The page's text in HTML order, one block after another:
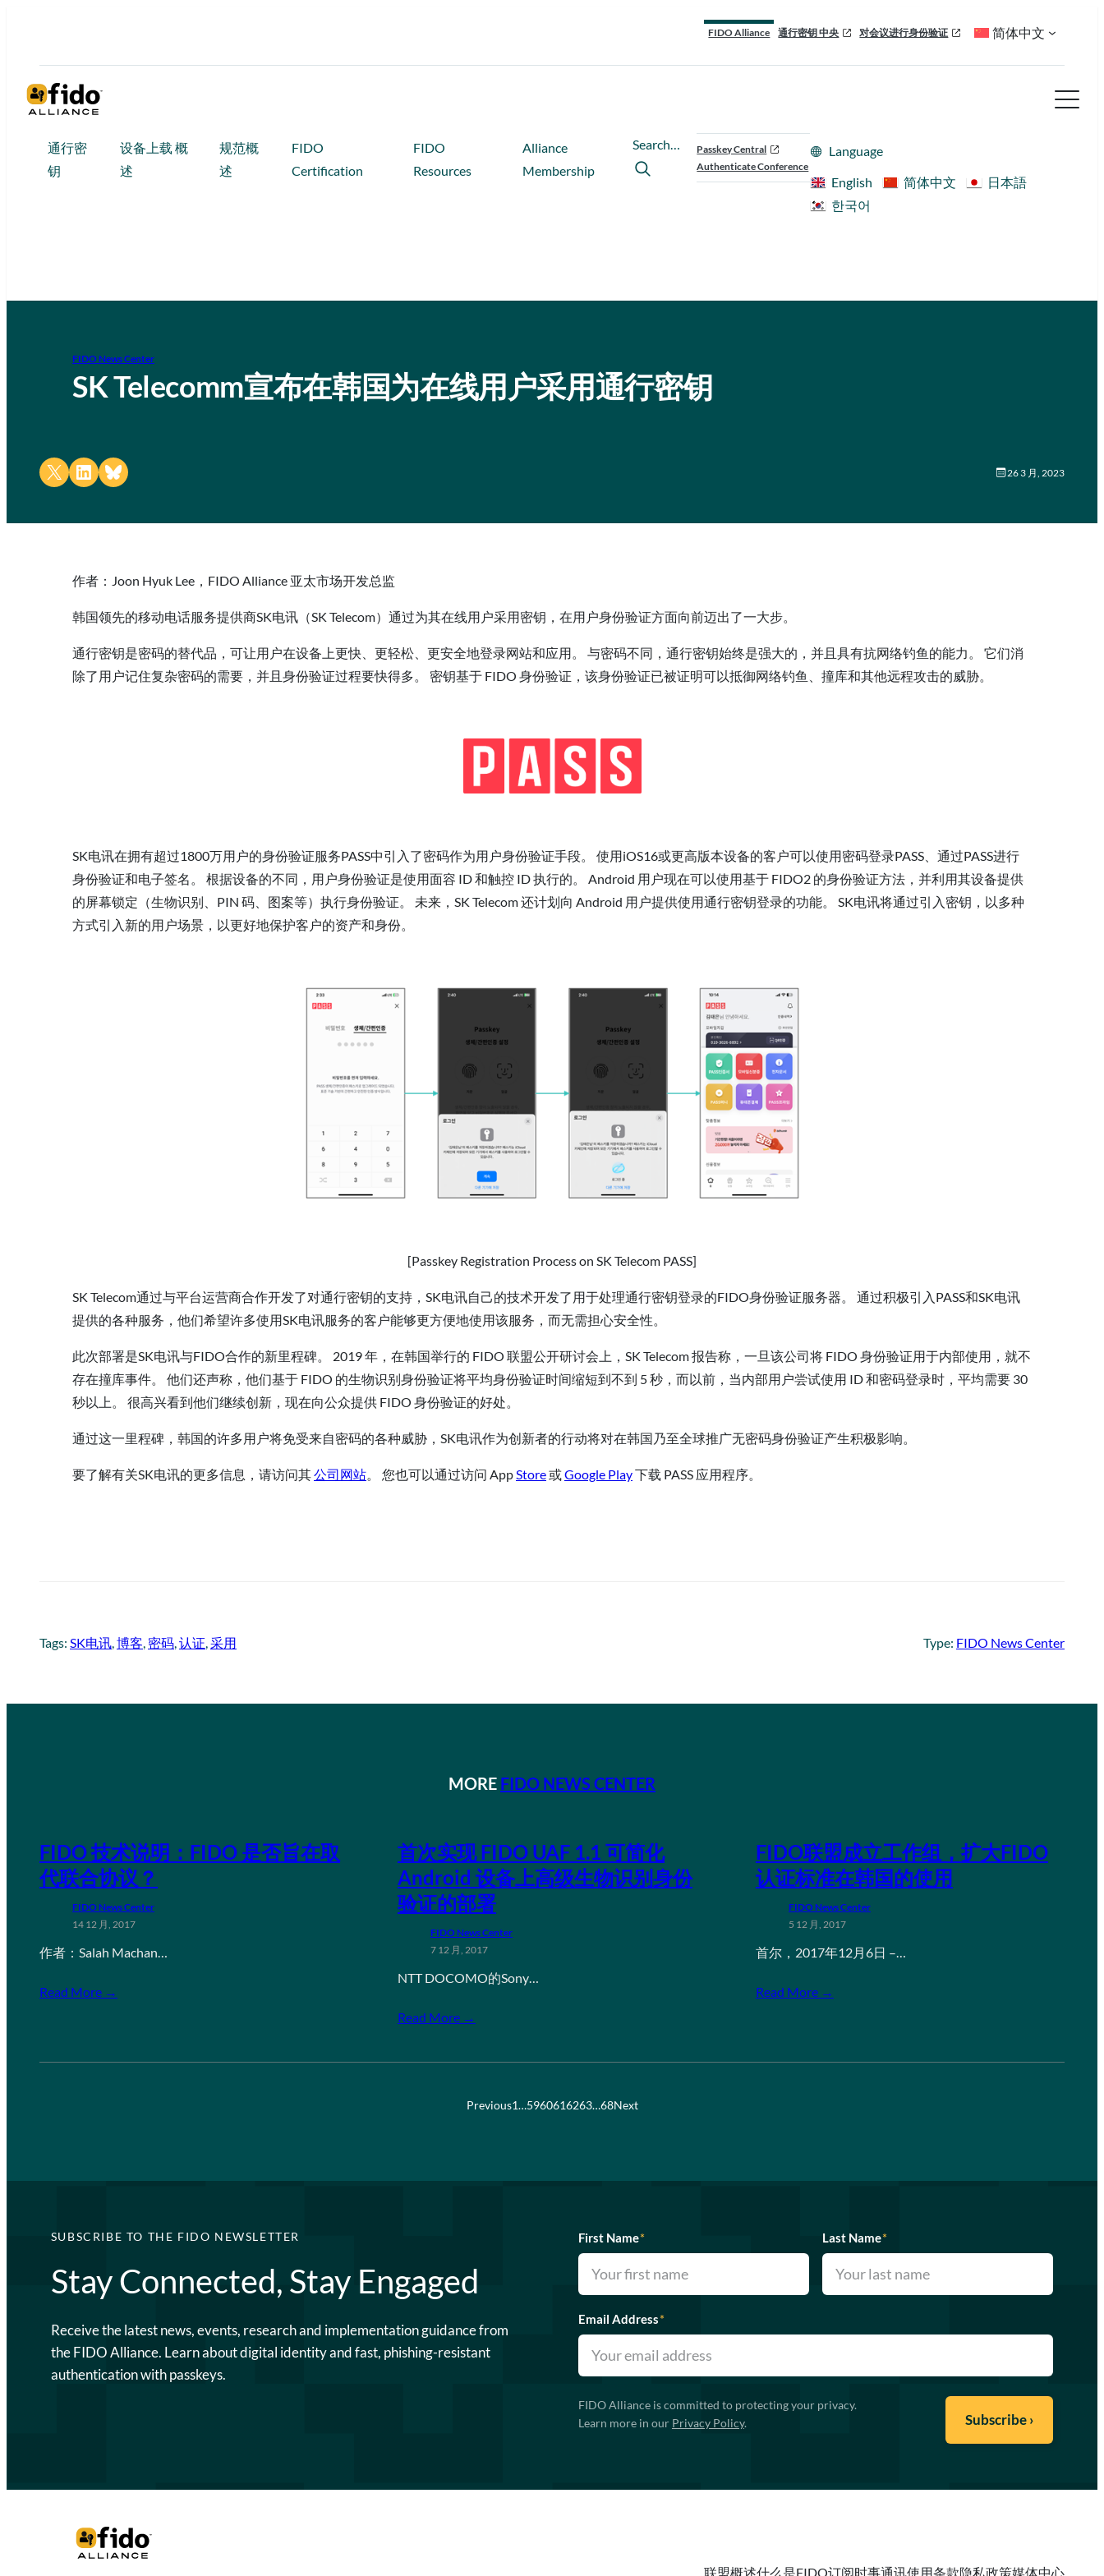
FIDO Alliance 通行密钥 中央 对会议进行身份验证 简体中文
通行密
钥
设备上载 概
述
规范概
述
FIDO
Certification
FIDO
Resources
Alliance
Membership
Search…
Passkey Central
Authenticate Conference
Language
English
简体中文
日本語
한국어
FIDO News Center
SK Telecomm宣布在韩国为在线用户采用通行密钥
Share on X Share on LinkedIn
Share on Bluesky 26 3 月, 2023
作者：Joon Hyuk Lee，FIDO Alliance 亚太市场开发总监
韩国领先的移动电话服务提供商SK电讯（SK Telecom）通过为其在线用户采用密钥，在用户身份验证方面向前迈出了一大步。
通行密钥是密码的替代品，可让用户在设备上更快、更轻松、更安全地登录网站和应用。 与密码不同，通行密钥始终是强大的，并且具有抗网络钓鱼的能力。 它们消
除了用户记住复杂密码的需要，并且身份验证过程要快得多。 密钥基于 FIDO 身份验证，该身份验证已被证明可以抵御网络钓鱼、撞库和其他远程攻击的威胁。
SK电讯在拥有超过1800万用户的身份验证服务PASS中引入了密码作为用户身份验证手段。 使用iOS16或更高版本设备的客户可以使用密码登录PASS、通过PASS进行
身份验证和电子签名。 根据设备的不同，用户身份验证是使用面容 ID 和触控 ID 执行的。 Android 用户现在可以使用基于 FIDO2 的身份验证方法，并利用其设备提供
的屏幕锁定（生物识别、PIN 码、图案等）执行身份验证。 未来，SK Telecom 还计划向 Android 用户提供使用通行密钥登录的功能。 SK电讯将通过引入密钥，以多种
方式引入新的用户场景，以更好地保护客户的资产和身份。
[Passkey Registration Process on SK Telecom PASS]
SK Telecom通过与平台运营商合作开发了对通行密钥的支持，SK电讯自己的技术开发了用于处理通行密钥登录的FIDO身份验证服务器。 通过积极引入PASS和SK电讯
提供的各种服务，他们希望许多使用SK电讯服务的客户能够更方便地使用该服务，而无需担心安全性。
此次部署是SK电讯与FIDO合作的新里程碑。 2019 年，在韩国举行的 FIDO 联盟公开研讨会上，SK Telecom 报告称，一旦该公司将 FIDO 身份验证用于内部使用，就不
存在撞库事件。 他们还声称，他们基于 FIDO 的生物识别身份验证将平均身份验证时间缩短到不到 5 秒，而以前，当内部用户尝试使用 ID 和密码登录时，平均需要 30
秒以上。 很高兴看到他们继续创新，现在向公众提供 FIDO 身份验证的好处。
通过这一里程碑，韩国的许多用户将免受来自密码的各种威胁，SK电讯作为创新者的行动将对在韩国乃至全球推广无密码身份验证产生积极影响。
要了解有关SK电讯的更多信息，请访问其公司网站。 您也可以通过访问 AppStore或Google Play下载 PASS 应用程序。
Tags: SK电讯, 博客, 密码, 认证, 采用 Type: FIDO News Center
MORE FIDO NEWS CENTER
FIDO 技术说明：FIDO 是否旨在取
代联合协议？
FIDO News Center
14 12 月, 2017
作者：Salah Machan…
Read More →
首次实现 FIDO UAF 1.1 可简化
Android 设备上高级生物识别身份
验证的部署
FIDO News Center
7 12 月, 2017
NTT DOCOMO的Sony…
Read More →
FIDO联盟成立工作组，扩大FIDO
认证标准在韩国的使用
FIDO News Center
5 12 月, 2017
首尔，2017年12月6日 –…
Read More →
Previous1…5960616263…68Next
SUBSCRIBE TO THE FIDO NEWSLETTER
Stay Connected, Stay Engaged
Receive the latest news, events, research and implementation guidance from
the FIDO Alliance. Learn about digital identity and fast, phishing-resistant
authentication with passkeys.
First Name* Last Name*
Email Address*
FIDO Alliance is committed to protecting your privacy.
Learn more in our Privacy Policy.
联盟概述什么是FIDO订阅时事通讯使用条款隐私政策媒体中心